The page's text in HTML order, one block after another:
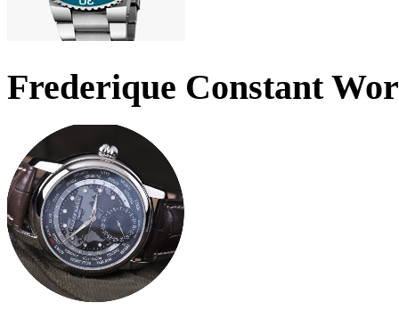
Frederique Constant